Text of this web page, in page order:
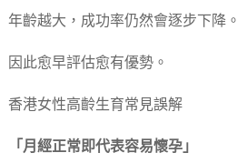
年齡越大，成功率仍然會逐步下降。
因此愈早評估愈有優勢。
香港女性高齡生育常見誤解
「月經正常即代表容易懷孕」